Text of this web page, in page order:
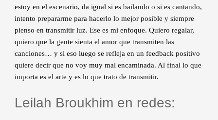
estoy en el escenario, da igual si es bailando o si es cantando,
intento prepararme para hacerlo lo mejor posible y siempre
pienso en transmitir luz. Ese es mi enfoque. Quiero regalar,
quiero que la gente sienta el amor que transmiten las
canciones… y si eso luego se refleja en un feedback positivo
quiere decir que no voy muy mal encaminada. Al final lo que
importa es el arte y es lo que trato de transmitir.
Leilah Broukhim en redes: